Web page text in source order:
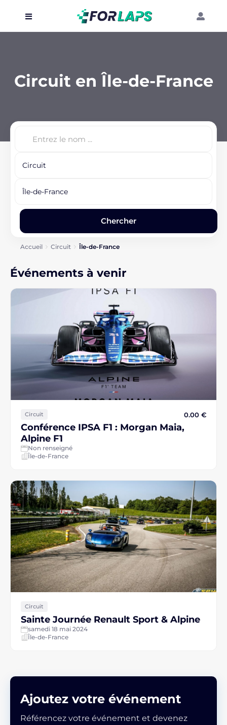
Localisation
Blog
Circuit en Île-de-France
Accueil Circuit Île-de-France
Événements à venir
Circuit 0.00 €
Conférence IPSA F1 : Morgan Maia,
Alpine F1
Non renseigné
Île-de-France
Circuit
Sainte Journée Renault Sport & Alpine
samedi 18 mai 2024
Île-de-France
Ajoutez votre événement
Référencez votre événement et devenez